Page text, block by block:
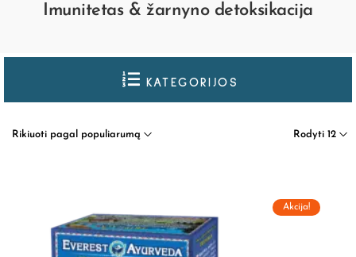
Imunitetas & žarnyno detoksikacija
KATEGORIJOS
Rodyti 12
Rikiuoti pagal populiarumą
Akcija!